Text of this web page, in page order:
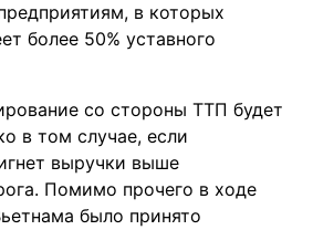
в которых
более 50% уставного
со стороны ТТП будет
в том случае, если
выручки выше
Помимо прочего в ходе
было принято